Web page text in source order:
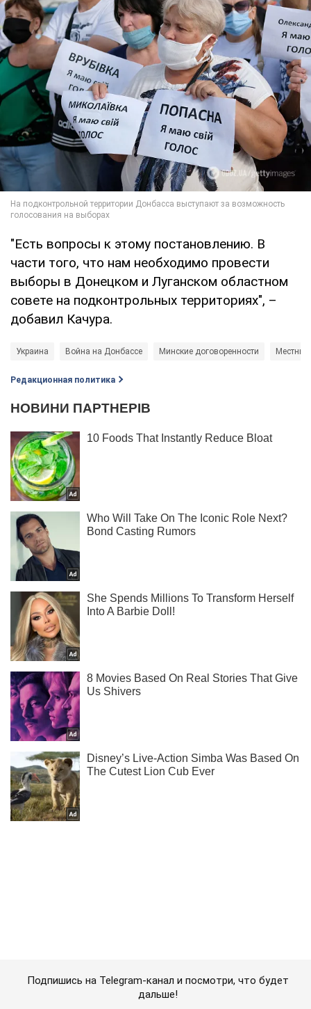
"Есть вопросы к этому постановлению. В
части того, что нам необходимо провести
выборы в Донецком и Луганском областном
совете на подконтрольных территориях", –
добавил Качура.
Украина Война на Донбассе Минские договоренности
Редакционная политика
Важное